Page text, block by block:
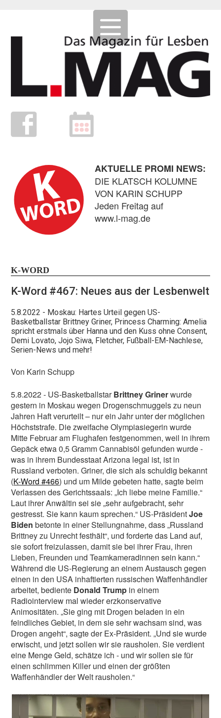
AKTUELLE PROMI NEWS:
DIE KLATSCH KOLUMNE
VON KARIN SCHUPP
Jeden Freitag auf
www.l-mag.de
K-WORD
K-Word #467: Neues aus der Lesbenwelt
5.8.2022 - Moskau: Hartes Urteil gegen US-
Basketballstar Brittney Griner, Princess Charming: Amelia
spricht erstmals über Hanna und den Kuss ohne Consent,
Demi Lovato, Jojo Siwa, Fletcher, Fußball-EM-Nachlese,
Serien-News und mehr!
Von Karin Schupp
5.8.2022 - US-BasketballstarBrittney Grinerwurde
gestern in Moskau wegen Drogenschmuggels zu neun
Jahren Haft verurteilt – nur ein Jahr unter der möglichen
Höchststrafe. Die zweifache Olympiasiegerin wurde
Mitte Februar am Flughafen festgenommen, weil in ihrem
Gepäck etwa 0,5 Gramm Cannabisöl gefunden wurde -
was in ihrem Bundesstaat Arizona legal ist, ist in
Russland verboten. Griner, die sich als schuldig bekannt
(K-Word #466) und um Milde gebeten hatte, sagte beim
Verlassen des Gerichtssaals: „Ich liebe meine Familie.“
Laut ihrer Anwältin sei sie „sehr aufgebracht, sehr
gestresst. Sie kann kaum sprechen.“ US-PräsidentJoe
Bidenbetonte in einer Stellungnahme, dass „Russland
Brittney zu Unrecht festhält“, und forderte das Land auf,
sie sofort freizulassen, damit sie bei ihrer Frau, ihren
Lieben, Freunden und Teamkameradinnen sein kann.“
Während die US-Regierung an einem Austausch gegen
einen in den USA inhaftierten russischen Waffenhändler
arbeitet, bediente Donald Trump in einem
Radiointerview mal wieder erzkonservative
Animositäten. „Sie ging mit Drogen beladen in ein
feindliches Gebiet, in dem sie sehr wachsam sind, was
Drogen angeht“, sagte der Ex-Präsident. „Und sie wurde
erwischt, und jetzt sollen wir sie rausholen. Sie verdient
eine Menge Geld, schätze ich - und wir sollen sie für
einen schlimmen Killer und einen der größten
Waffenhändler der Welt rausholen.“
Bleibt out und proud!
Nur mit euch, unseren Leser:innen und online-
Nutzer:innen, bekommen wir das hin! Helft uns, damit
wir diese Zeiten durchstehen, die in politischer wie
der nicht nur in Social Media Bubbles stattfindet,
unabhängig ist und dialogbereit bleibt, hat es
zunehmend schwer.
Unterstützt unsere Arbeit!
Vielen Dank!
Euer L-MAG-Team
L-MAG.de unterstütze ich! >>
Nein Danke, möchte ich nicht|Hab schon!